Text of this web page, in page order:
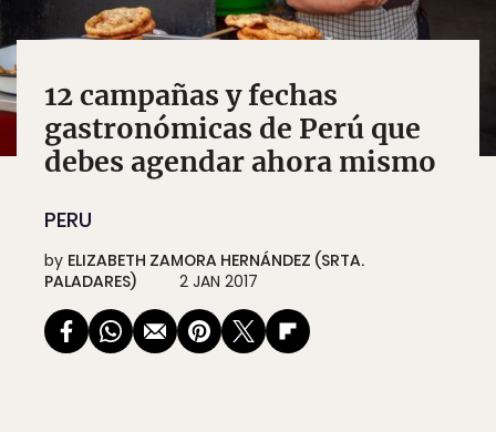
12 campañas y fechas
gastronómicas de Perú que
debes agendar ahora mismo
PERU
by ELIZABETH ZAMORA HERNÁNDEZ (SRTA.
PALADARES)
2 JAN 2017